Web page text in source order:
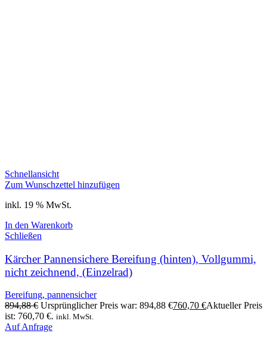
Schnellansicht
Zum Wunschzettel hinzufügen
inkl. 19 % MwSt.
In den Warenkorb
Schließen
Kärcher Pannensichere Bereifung (hinten), Vollgummi,
nicht zeichnend, (Einzelrad)
Bereifung, pannensicher
894,88€ Ursprünglicher Preis war: 894,88 €760,70 €Aktueller Preis
ist: 760,70 €. inkl. MwSt.
Auf Anfrage